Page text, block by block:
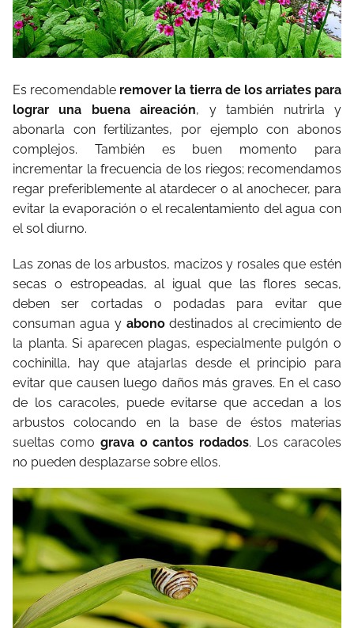
Es recomendable remover la tierra de los arriates para
lograr una buena aireación, y también nutrirla y
abonarla con fertilizantes, por ejemplo con abonos
complejos. También es buen momento para
incrementar la frecuencia de los riegos; recomendamos
regar preferiblemente al atardecer o al anochecer, para
evitar la evaporación o el recalentamiento del agua con
el sol diurno.
Las zonas de los arbustos, macizos y rosales que estén
secas o estropeadas, al igual que las flores secas,
deben ser cortadas o podadas para evitar que
consuman agua y abonodestinados al crecimiento de
la planta. Si aparecen plagas, especialmente pulgón o
cochinilla, hay que atajarlas desde el principio para
evitar que causen luego daños más graves. En el caso
de los caracoles, puede evitarse que accedan a los
arbustos colocando en la base de éstos materias
sueltas como grava o cantos rodados. Los caracoles
no pueden desplazarse sobre ellos.